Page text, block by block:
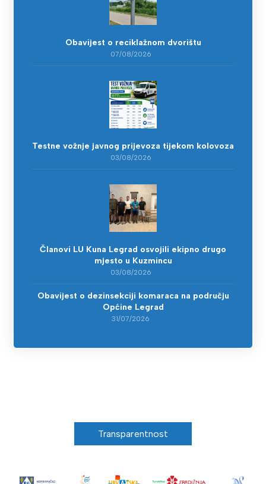
Obavijest o reciklažnom dvorištu
07/08/2026
Testne vožnje javnog prijevoza tijekom kolovoza
03/08/2026
Članovi LU Kuna Legrad osvojili ekipno drugo
mjesto u Kuzmincu
03/08/2026
Obavijest o dezinsekciji komaraca na području
Općine Legrad
31/07/2026
Transparentnost